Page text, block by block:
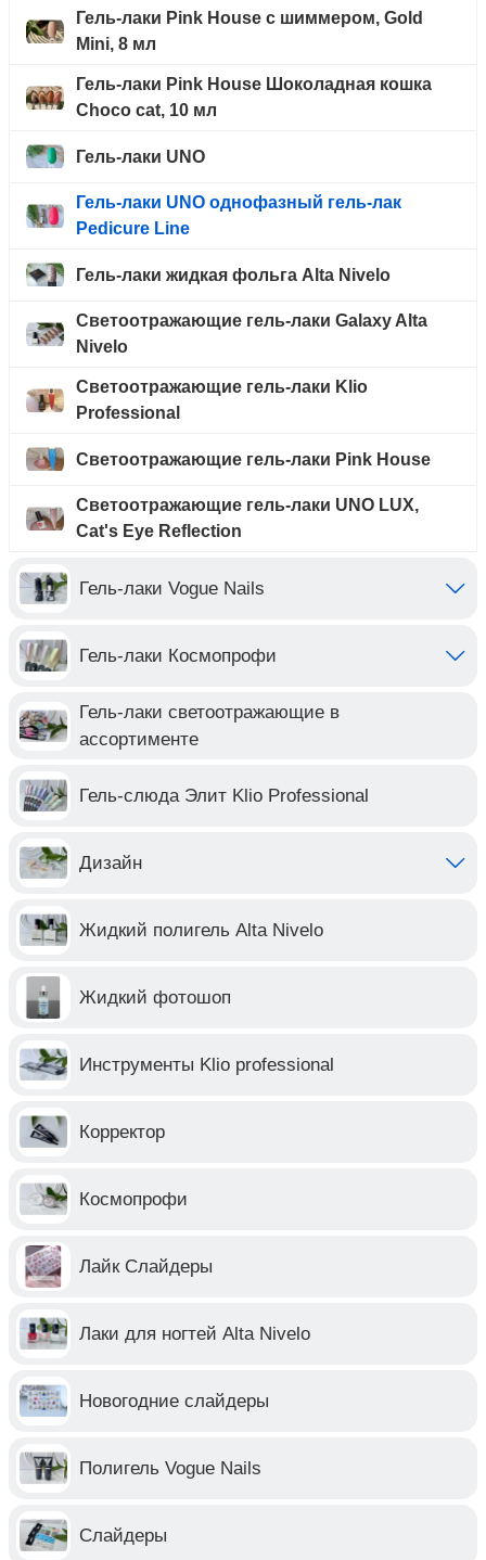
Гель-лаки Pink House с шиммером, Gold
Mini, 8 мл
Гель-лаки Pink House Шоколадная кошка
Choco cat, 10 мл
Гель-лаки UNO
Гель-лаки UNO однофазный гель-лак
Pedicure Line
Гель-лаки жидкая фольга Alta Nivelo
Светоотражающие гель-лаки Galaxy Alta
Nivelo
Светоотражающие гель-лаки Klio
Professional
Светоотражающие гель-лаки Pink House
Светоотражающие гель-лаки UNO LUX,
Cat's Eye Reflection
Гель-лаки Vogue Nails
Гель-лаки Космопрофи
Гель-лаки светоотражающие в
ассортименте
Гель-слюда Элит Klio Professional
Дизайн
Жидкий полигель Alta Nivelo
Жидкий фотошоп
Инструменты Klio professional
Корректор
Космопрофи
Лайк Слайдеры
Лаки для ногтей Alta Nivelo
Новогодние слайдеры
Полигель Vogue Nails
Слайдеры